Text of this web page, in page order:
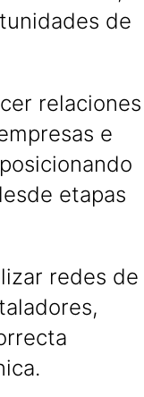
de
relaciones
e
etapas
redes de